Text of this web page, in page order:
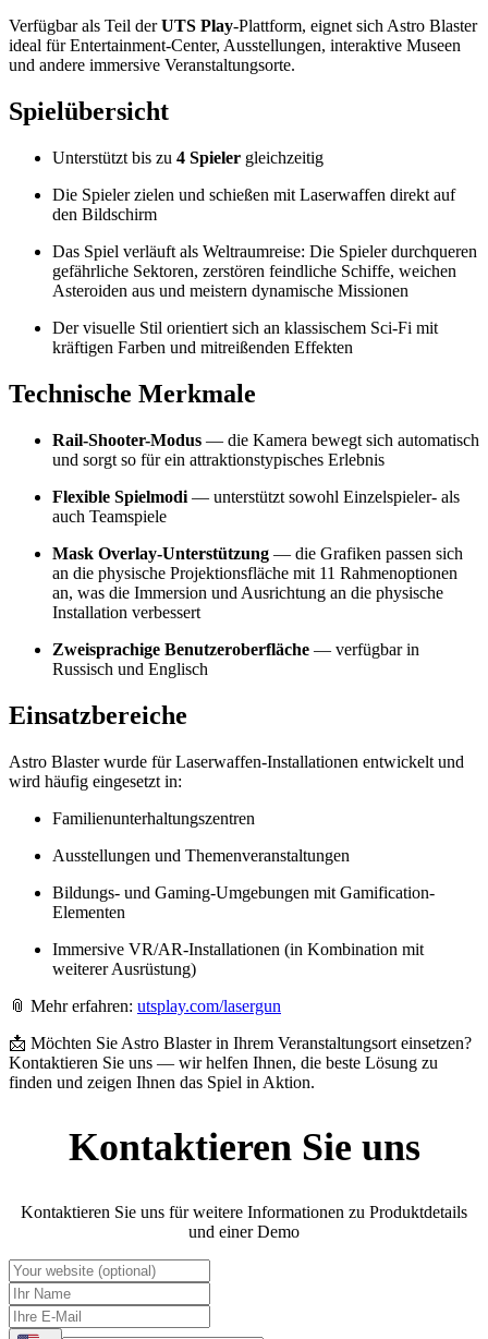
Verfügbar als Teil derUTS Play-Plattform, eignet sich Astro Blaster
ideal für Entertainment-Center, Ausstellungen, interaktive Museen
und andere immersive Veranstaltungsorte.
Spielübersicht
Unterstützt bis zu 4 Spieler gleichzeitig
Die Spieler zielen und schießen mit Laserwaffen direkt auf
den Bildschirm
Das Spiel verläuft als Weltraumreise: Die Spieler durchqueren
gefährliche Sektoren, zerstören feindliche Schiffe, weichen
Asteroiden aus und meistern dynamische Missionen
Der visuelle Stil orientiert sich an klassischem Sci-Fi mit
kräftigen Farben und mitreißenden Effekten
Technische Merkmale
Rail-Shooter-Modus — die Kamera bewegt sich automatisch
und sorgt so für ein attraktionstypisches Erlebnis
Flexible Spielmodi — unterstützt sowohl Einzelspieler- als
auch Teamspiele
Mask Overlay-Unterstützung — die Grafiken passen sich
an die physische Projektionsfläche mit 11 Rahmenoptionen
an, was die Immersion und Ausrichtung an die physische
Installation verbessert
Zweisprachige Benutzeroberfläche — verfügbar in
Russisch und Englisch
Einsatzbereiche
Astro Blaster wurde für Laserwaffen-Installationen entwickelt und
wird häufig eingesetzt in:
Familienunterhaltungszentren
Ausstellungen und Themenveranstaltungen
Bildungs- und Gaming-Umgebungen mit Gamification-
Elementen
Immersive VR/AR-Installationen (in Kombination mit
weiterer Ausrüstung)
📎 Mehr erfahren: utsplay.com/lasergun
📩 Möchten Sie Astro Blaster in Ihrem Veranstaltungsort einsetzen?
Kontaktieren Sie uns — wir helfen Ihnen, die beste Lösung zu
finden und zeigen Ihnen das Spiel in Aktion.
Kontaktieren Sie uns
Kontaktieren Sie uns für weitere Informationen zu Produktdetails
und einer Demo